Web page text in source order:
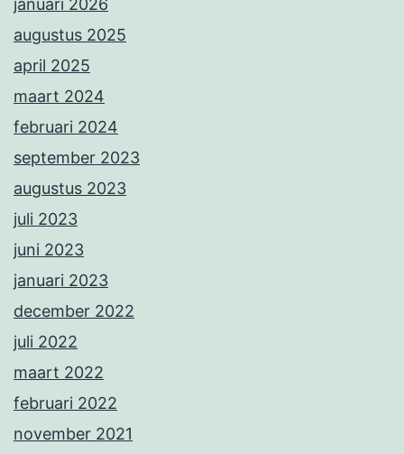
januari 2026
augustus 2025
april 2025
maart 2024
februari 2024
september 2023
augustus 2023
juli 2023
juni 2023
januari 2023
december 2022
juli 2022
maart 2022
februari 2022
november 2021